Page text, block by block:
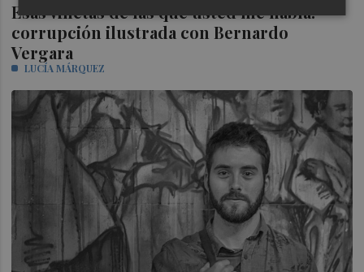
Esas viñetas de las que usted me habla:
corrupción ilustrada con Bernardo
Vergara
LUCÍA MÁRQUEZ